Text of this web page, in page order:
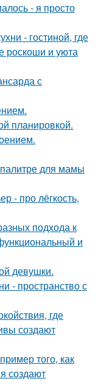
- я просто
- гостиной, где
роскоши и уюта
с
планировкой.
для мамы
- про лёгкость,
подхода к
и
девушки.
- пространство с
где
создают
того, как
создают